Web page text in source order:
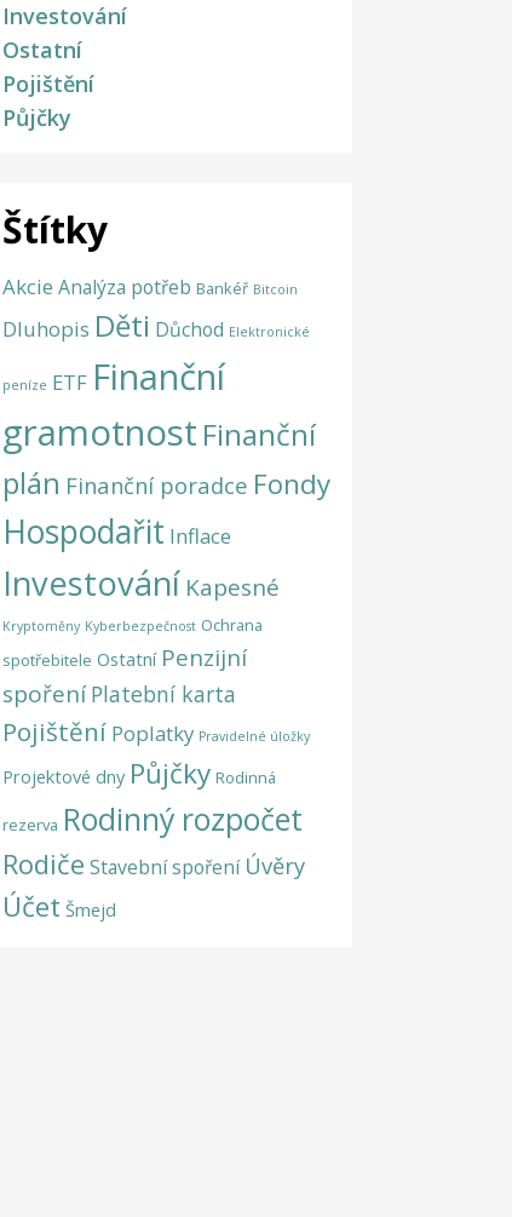
Investování
Ostatní
Pojištění
Půjčky
Štítky
Akcie Analýza potřeb Bankéř Bitcoin
Dluhopis Děti Důchod Elektronické
peníze ETF Finanční
gramotnost Finanční
plán Finanční poradce Fondy
Hospodařit Inflace
Investování Kapesné
Kryptoměny Kyberbezpečnost Ochrana
spotřebitele Ostatní Penzijní
spoření Platební karta
Pojištění Poplatky Pravidelné úložky
Projektové dny Půjčky Rodinná
rezerva Rodinný rozpočet
Rodiče Stavební spoření Úvěry
Účet Šmejd